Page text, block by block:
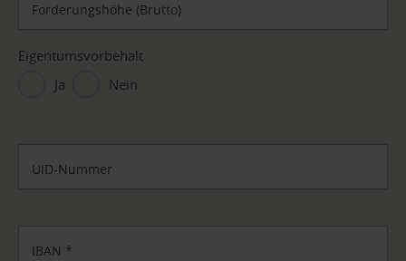
Forderungshöhe (Brutto)
Eigentumsvorbehalt
Ja
Nein
UID-Nummer
IBAN *